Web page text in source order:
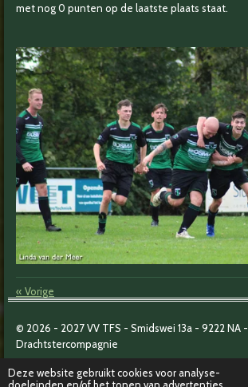
Deze website gebruikt cookies voor analyse-
doeleinden en/of het tonen van advertenties.
met nog 0 punten op de laatste plaats staat.
« Vorige
© 2026 - 2027VV TFS - Smidswei 13a - 9222 NA -
Drachtstercompagnie